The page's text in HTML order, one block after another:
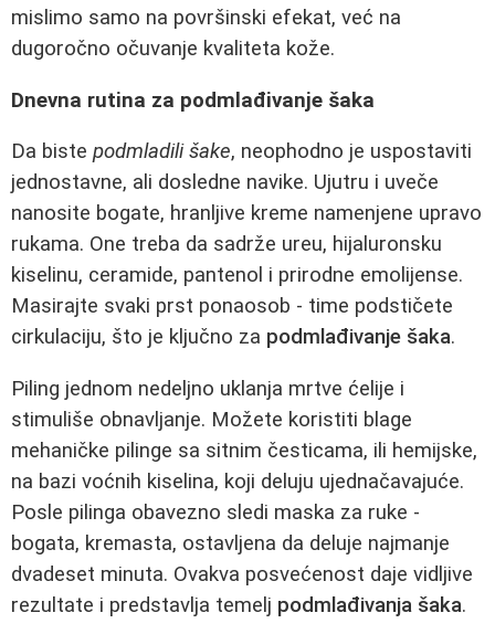
mislimo samo na površinski efekat, već na
dugoročno očuvanje kvaliteta kože.
Dnevna rutina za podmlađivanje šaka
Da biste podmladili šake, neophodno je uspostaviti
jednostavne, ali dosledne navike. Ujutru i uveče
nanosite bogate, hranljive kreme namenjene upravo
rukama. One treba da sadrže ureu, hijaluronsku
kiselinu, ceramide, pantenol i prirodne emolijense.
Masirajte svaki prst ponaosob - time podstičete
cirkulaciju, što je ključno za podmlađivanje šaka.
Piling jednom nedeljno uklanja mrtve ćelije i
stimuliše obnavljanje. Možete koristiti blage
mehaničke pilinge sa sitnim česticama, ili hemijske,
na bazi voćnih kiselina, koji deluju ujednačavajuće.
Posle pilinga obavezno sledi maska za ruke -
bogata, kremasta, ostavljena da deluje najmanje
dvadeset minuta. Ovakva posvećenost daje vidljive
rezultate i predstavlja temelj podmlađivanja šaka.